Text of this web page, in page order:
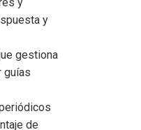
y
y
gestiona
guías
de